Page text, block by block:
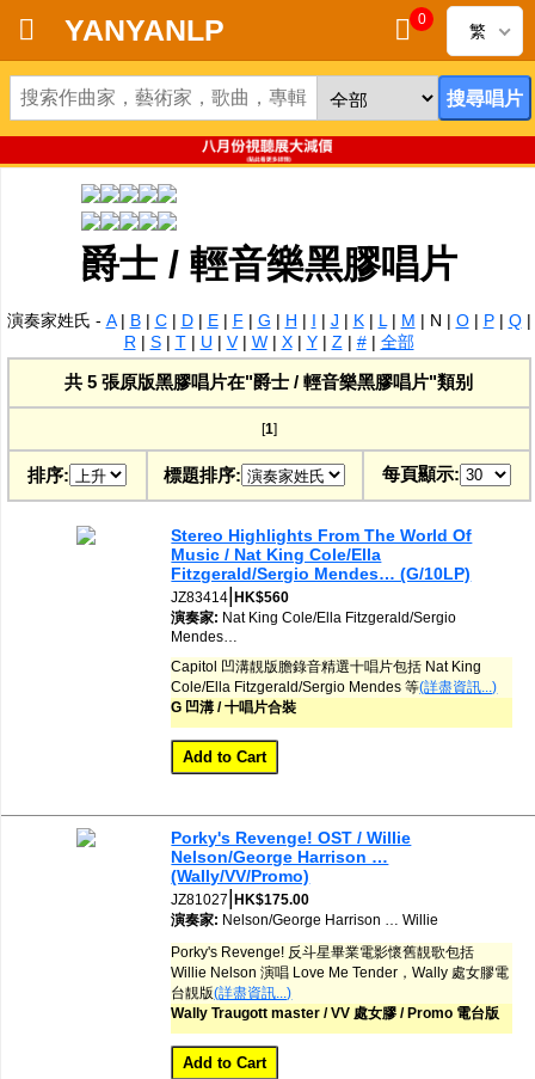
首頁
新到黑膠唱片
新到CD
黑膠唱片
CD
清貨
清貨發燒零件
關於唱片
網購/發貨付運
YANYANLP 0
繁
爵士 / 輕音樂黑膠唱片
演奏家姓氏 - A| B| C| D| E| F | G | H | I | J | K| L | M | N | O| P| Q|
R | S| T| U | V| W| X| Y| Z | #| 全部
共 5 張原版黑膠唱片在"爵士 / 輕音樂黑膠唱片"類别
[1]
排序: 標題排序: 每頁顯示:
Stereo Highlights From The World Of
Music / Nat King Cole/Ella
Fitzgerald/Sergio Mendes… (G/10LP)
JZ83414|HK$560
演奏家: Nat King Cole/Ella Fitzgerald/Sergio
Mendes…
Capitol 凹溝靚版膽錄音精選十唱片包括 Nat King
Cole/Ella Fitzgerald/Sergio Mendes 等(詳盡資訊...)
G 凹溝 / 十唱片合裝
Porky's Revenge! OST / Willie
Nelson/George Harrison …
(Wally/VV/Promo)
JZ81027|HK$175.00
演奏家: Nelson/George Harrison … Willie
Porky's Revenge! 反斗星畢業電影懷舊靚歌包括
Willie Nelson 演唱 Love Me Tender，Wally 處女膠電
台靚版(詳盡資訊...)
Wally Traugott master / VV 處女膠 / Promo 電台版